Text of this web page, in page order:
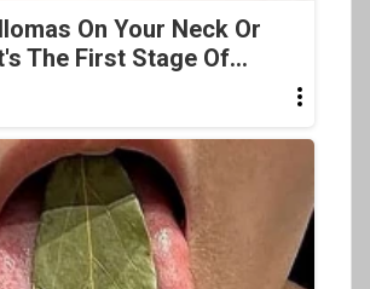
On Your Neck Or
The First Stage Of...